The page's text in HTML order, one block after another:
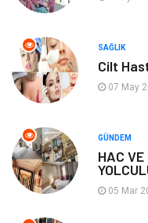
Hizmet
Tatil
Maden ve Metal
SAĞLIK
Cilt
07 May
GÜNDEM
HAC VE
05 Mar